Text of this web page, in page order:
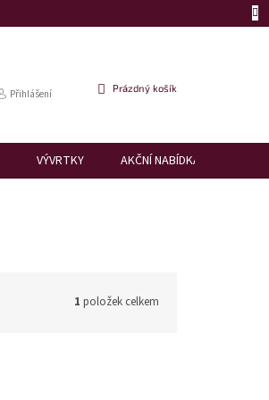
Přihlášení
NÁKUPNÍ
Prázdný košík
VÝVRTKY AKČNÍ NABÍDKA
1 položek celkem